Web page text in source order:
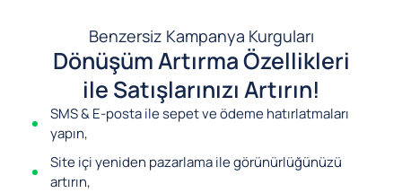
Benzersiz Kampanya Kurguları
Dönüşüm Artırma Özellikleri
ile Satışlarınızı Artırın!
SMS & E-posta ile sepet ve ödeme hatırlatmaları
yapın,
Site içi yeniden pazarlama ile görünürlüğünüzü
artırın,